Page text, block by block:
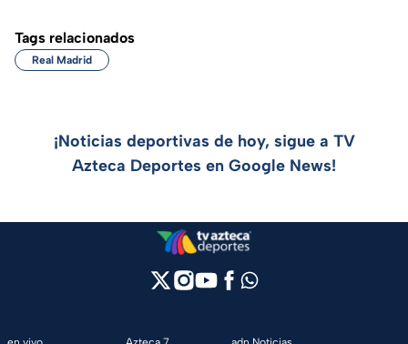
Tags relacionados
Real Madrid
¡Noticias deportivas de hoy, sigue a TV
Azteca Deportes en Google News!